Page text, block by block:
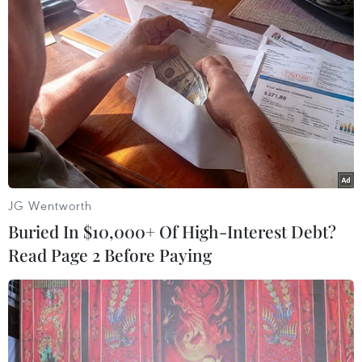
thông qua các tiêu chuẩn chấp nhận thanh toán
và bảo mật toàn cầu áp dụng tiêu chuẩn của
EMVCo cho phương thức thanh toán bằng mã
QR từ ngày 31/12/2019.
Đến năm 2010 sẽ áp dụng phần mềm 3DS cho
tất cả các nhà phát hành cần sử dụng phần
mềm 3DS phiên bản 2.0 từ ngày 18/4/2010. Một
số đơn vị chấp nhận thanh toán nhất định được
cung cấp mã và phân loại theo dịch vụ/sản
phẩm cần áp dụng phần mềm 3DS phiên bản
2.0 từ ngày 18/4/2020.
thanh toán nên sử dụng cổng thanh toán hỗ trợ
phương thức mã hóa EMVCo trước ngày
1/7/2020; các đơn vị chấp nhận thanh toán với
JG Wentworth
Buried In $10,000+ Of High-Interest Debt?
Read Page 2 Before Paying